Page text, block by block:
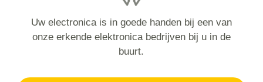
Uw electronica is in goede handen bij een van
onze erkende elektronica bedrijven bij u in de
buurt.